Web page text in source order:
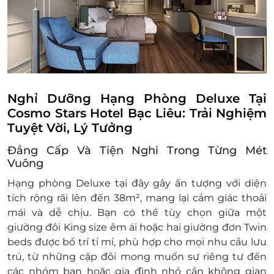
Tối đa 01 giường phụ cho tối đa 01 người lớn
hoặc 01 trẻ em được sử dụng cho 01 phòng
và tùy vào tình trạng phòng
Giá giường phụ người lớn (12 tuổi trở lên):
400,000 VNĐ/phòng/đêm, bao gồm ăn sáng
200,000 VNĐ/phòng/đêm, bao gồm ăn sáng
Điều kiện đặt & nhận phòng:
Đặt ít nhất 7 - 10 ngày trước ngày đến lưu trú
(tùy tình trạng phòng). Giai đoạn cao điểm
cần đặt trước 3 tuần
Giờ nhận phòng: Sau 14h00 / Giờ trả phòng:
Trước 12h00
Check in sớm - Check out muộn: Tùy thuộc
vào tình trạng phòng và có thể sẽ phụ thu
theo quy định của khách sạn
Hotline đặt phòng & tư vấn (9h-20h): 1900
2065 / 0702 804 262
Văn phòng HCM: 028 6680 8757
Nghỉ Dưỡng Hạng Phòng Deluxe Tại
Cosmo Stars Hotel Bạc Liêu: Trải Nghiệm
Tuyệt Vời, Lý Tưởng
Đẳng Cấp Và Tiện Nghi Trong Từng Mét
Vuông
Hạng phòng Deluxe tại đây gây ấn tượng với diện
tích rộng rãi lên đến 38m², mang lại cảm giác thoải
mái và dễ chịu. Bạn có thể tùy chọn giữa một
giường đôi King size êm ái hoặc hai giường đơn Twin
beds được bố trí tỉ mỉ, phù hợp cho mọi nhu cầu lưu
trú, từ những cặp đôi mong muốn sự riêng tư đến
các nhóm bạn hoặc gia đình nhỏ cần không gian